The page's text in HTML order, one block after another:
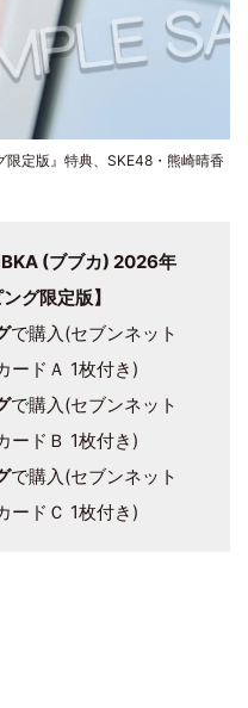
限定版』特典、SKE48・熊崎晴香
(ブブカ) 2026年
グ限定版】
で購入(セブンネット
ードＡ 1枚付き)
で購入(セブンネット
ードＢ 1枚付き)
で購入(セブンネット
ードＣ 1枚付き)